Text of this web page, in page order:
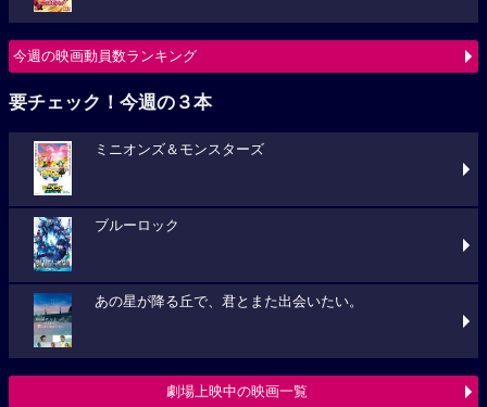
今週の映画動員数ランキング
要チェック！今週の３本
ミニオンズ＆モンスターズ
ブルーロック
あの星が降る丘で、君とまた出会いたい。
劇場上映中の映画一覧